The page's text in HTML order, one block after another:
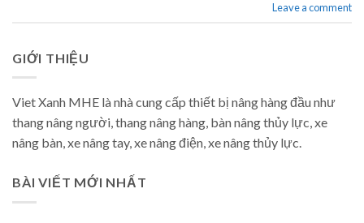
Leave a comment
GIỚI THIỆU
Viet Xanh MHE là nhà cung cấp thiết bị nâng hàng đầu như
thang nâng người, thang nâng hàng, bàn nâng thủy lực, xe
nâng bàn, xe nâng tay, xe nâng điện, xe nâng thủy lực.
BÀI VIẾT MỚI NHẤT